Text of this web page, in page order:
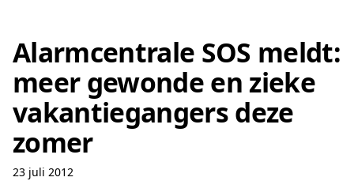
Alarmcentrale SOS meldt:
meer gewonde en zieke
vakantiegangers deze
zomer
23 juli 2012